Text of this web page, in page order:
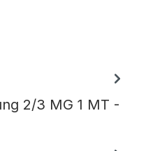
2/3 MG 1 MT -